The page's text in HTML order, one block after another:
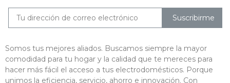
Suscribirme
Somos tus mejores aliados. Buscamos siempre la mayor
comodidad para tu hogar y la calidad que te mereces para
hacer más fácil el acceso a tus electrodomésticos. Porque
unimos la eficiencia, servicio, ahorro e innovación. Con